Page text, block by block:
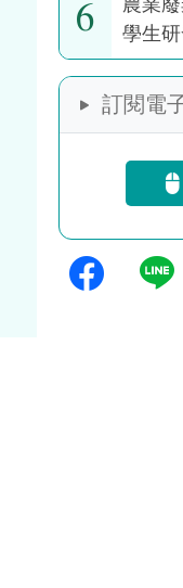
6
學生
園推
訂閱電